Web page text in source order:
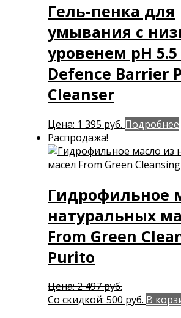
Гель-пенка для
умывания c
уровенем pН
Defence Barrier
Cleanser
Цена: 1 395 руб. Подробнее
Распродажа!
Гидрофильное
натуральных
From Green
Purito
Цена:2 497руб.
цена
Со скидкой: 500 руб. В